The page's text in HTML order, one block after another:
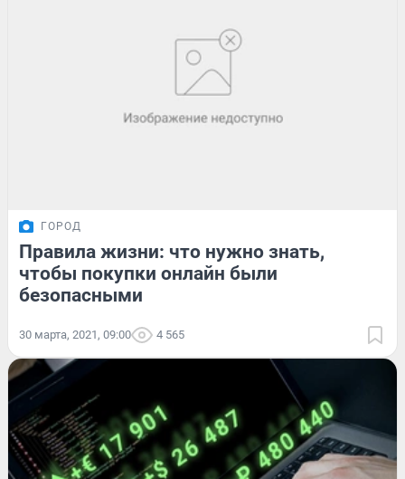
ГОРОД
Правила жизни: что нужно знать,
чтобы покупки онлайн были
безопасными
30 марта, 2021, 09:00 4 565